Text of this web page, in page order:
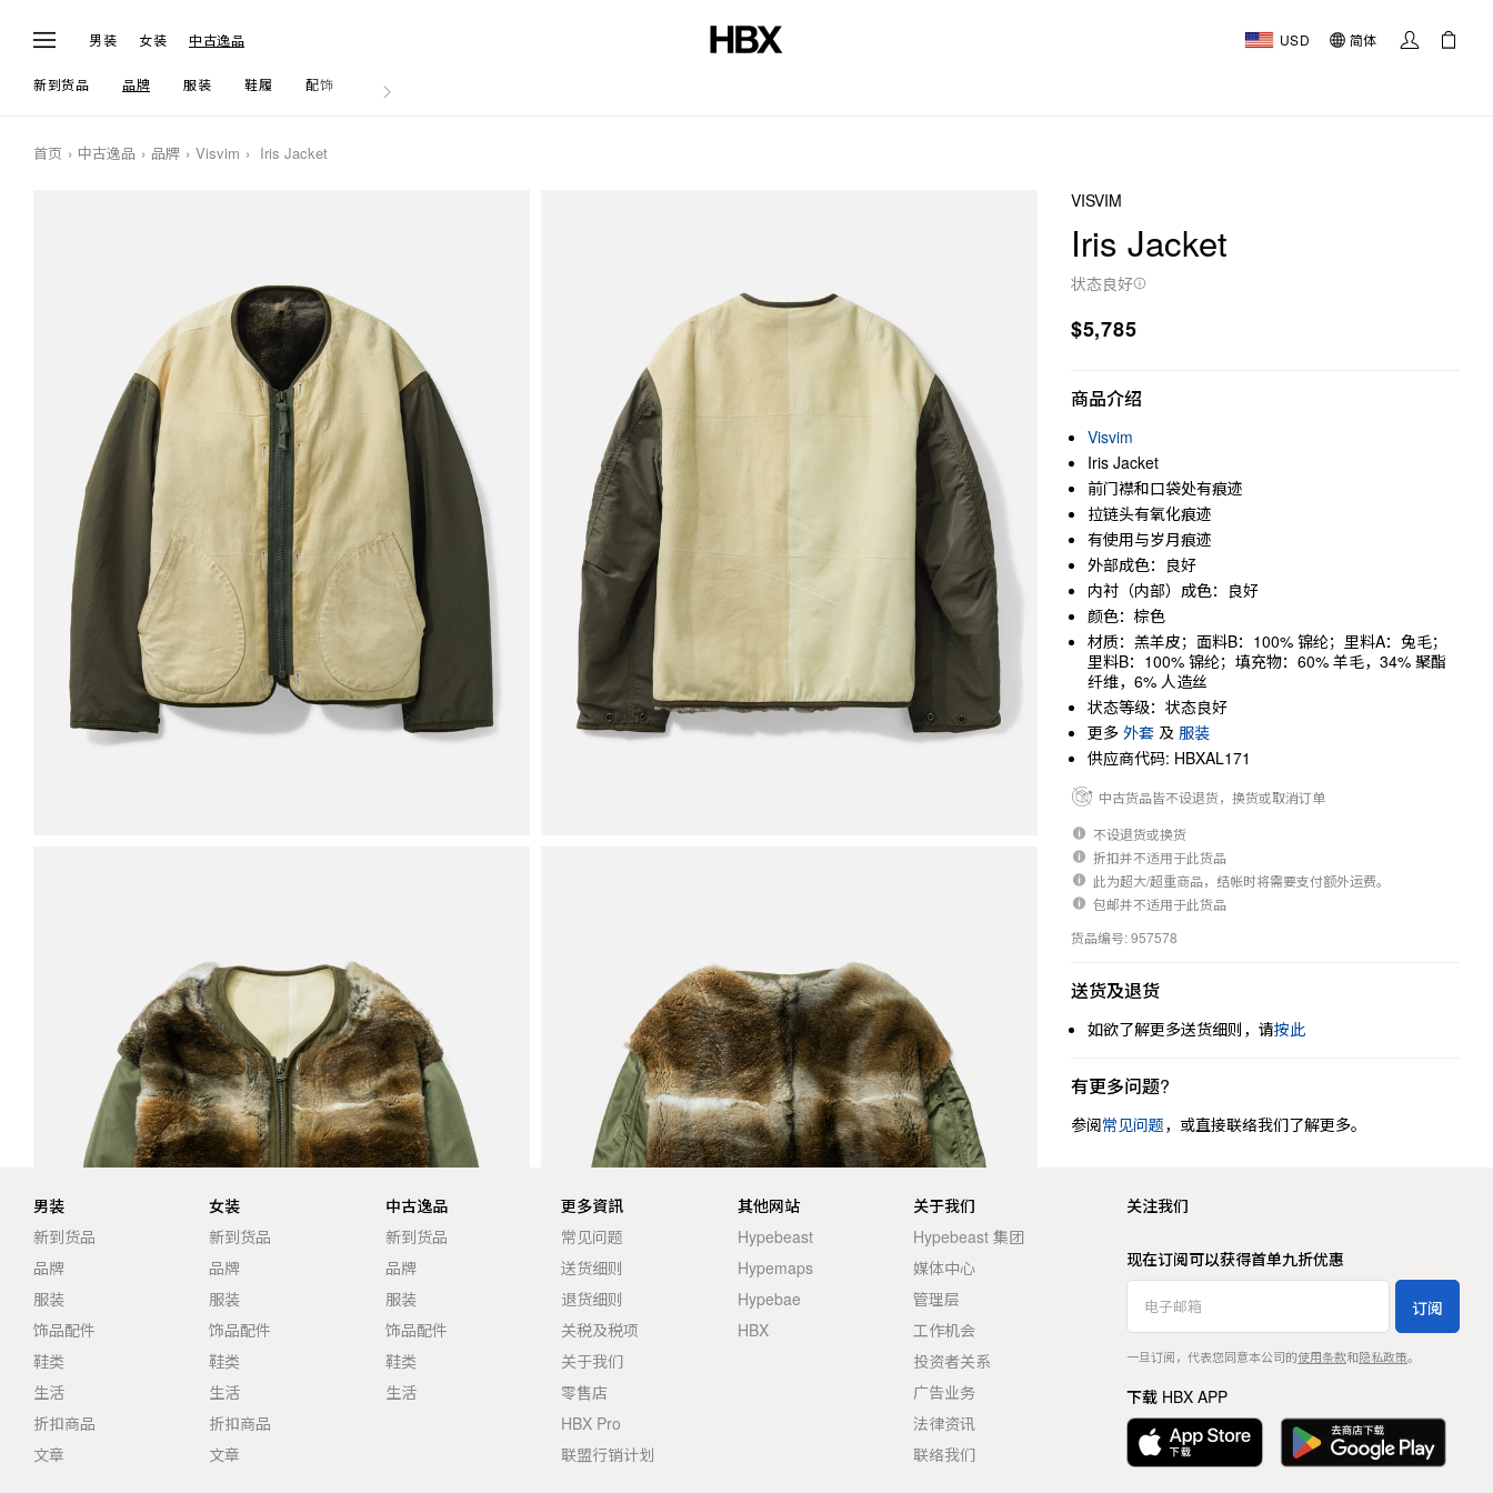
男装 女装 中古逸品 USD 简体
新到货品 品牌 服装 鞋履 配饰 生活
首页 中古逸品 品牌 Visvim Iris Jacket
VISVIM
Iris Jacket
状态良好
$5,785
商品介绍
Visvim
Iris Jacket
前门襟和口袋处有痕迹
拉链头有氧化痕迹
有使用与岁月痕迹
外部成色：良好
内衬（内部）成色：良好
颜色：棕色
材质：羔羊皮；面料B：100% 锦纶；里料A：兔毛；
里料B：100% 锦纶；填充物：60% 羊毛，34% 聚酯
纤维，6% 人造丝
状态等级：状态良好
更多 外套 及 服装
供应商代码: HBXAL171
中古货品皆不设退货，换货或取消订单
不设退货或换货
折扣并不适用于此货品
此为超大/超重商品，结帐时将需要支付额外运费。
包邮并不适用于此货品
货品编号: 957578
送货及退货
如欲了解更多送货细则，请按此
有更多问题?
参阅常见问题，或直接联络我们了解更多。
男装
新到货品
品牌
服装
饰品配件
鞋类
生活
折扣商品
文章
女装
新到货品
品牌
服装
饰品配件
鞋类
生活
折扣商品
文章
中古逸品
新到货品
品牌
服装
饰品配件
鞋类
生活
更多資訊
常见问题
送货细则
退货细则
关税及税项
关于我们
零售店
HBX Pro
联盟行销计划
其他网站
Hypebeast
Hypemaps
Hypebae
HBX
关于我们
Hypebeast 集团
媒体中心
管理层
工作机会
投资者关系
广告业务
法律资讯
联络我们
关注我们
现在订阅可以获得首单九折优惠
订阅
一旦订阅，代表您同意本公司的使用条款和隐私政策。
下载 HBX APP